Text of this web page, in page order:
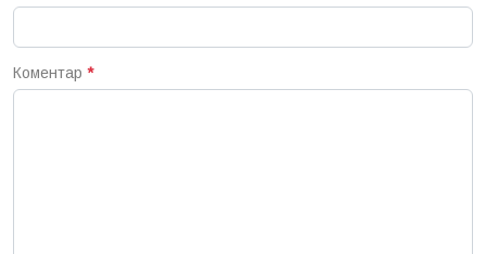
Коментар *